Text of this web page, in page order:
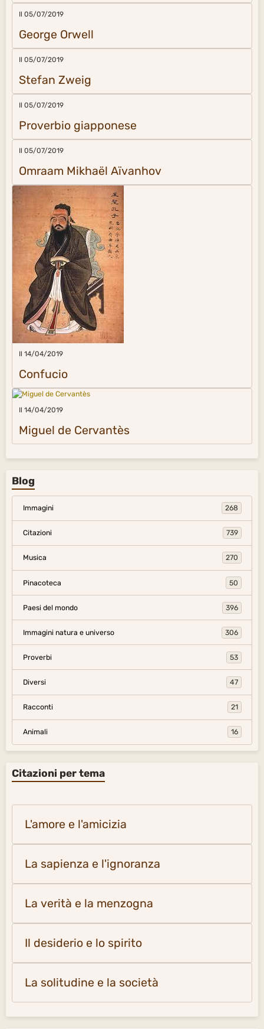
Il 05/07/2019
George Orwell
Il 05/07/2019
Stefan Zweig
Il 05/07/2019
Proverbio giapponese
Il 05/07/2019
Omraam Mikhaël Aïvanhov
Il 14/04/2019
Confucio
Il 14/04/2019
Miguel de Cervantès
Blog
Immagini 268
Citazioni 739
Musica 270
Pinacoteca 50
Paesi del mondo 396
Immagini natura e universo 306
Proverbi 53
Diversi 47
Racconti 21
Animali 16
Citazioni per tema
L'amore e l'amicizia
La sapienza e l'ignoranza
La verità e la menzogna
Il desiderio e lo spirito
La solitudine e la società